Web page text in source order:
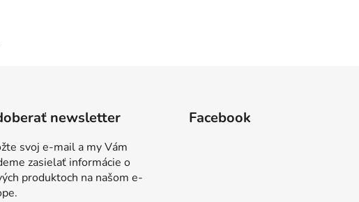
newsletter
svoj e-mail a my Vám
zasielať informácie o
produktoch na našom e-
Facebook